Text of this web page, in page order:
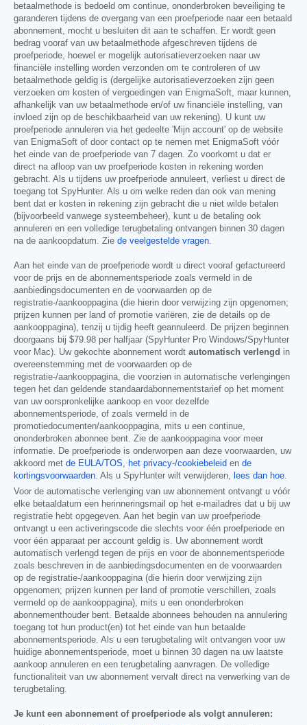
betaalmethode is bedoeld om continue, ononderbroken beveiliging te
garanderen tijdens de overgang van een proefperiode naar een betaald
abonnement, mocht u besluiten dit aan te schaffen. Er wordt geen
bedrag vooraf van uw betaalmethode afgeschreven tijdens de
proefperiode, hoewel er mogelijk autorisatieverzoeken naar uw
financiële instelling worden verzonden om te controleren of uw
betaalmethode geldig is (dergelijke autorisatieverzoeken zijn geen
verzoeken om kosten of vergoedingen van EnigmaSoft, maar kunnen,
afhankelijk van uw betaalmethode en/of uw financiële instelling, van
invloed zijn op de beschikbaarheid van uw rekening). U kunt uw
proefperiode annuleren via het gedeelte 'Mijn account' op de website
van EnigmaSoft of door contact op te nemen met EnigmaSoft vóór
het einde van de proefperiode van 7 dagen. Zo voorkomt u dat er
direct na afloop van uw proefperiode kosten in rekening worden
gebracht. Als u tijdens uw proefperiode annuleert, verliest u direct de
toegang tot SpyHunter. Als u om welke reden dan ook van mening
bent dat er kosten in rekening zijn gebracht die u niet wilde betalen
(bijvoorbeeld vanwege systeembeheer), kunt u de betaling ook
annuleren en een volledige terugbetaling ontvangen binnen 30 dagen
na de aankoopdatum. Zie de veelgestelde vragen
Aan het einde van de proefperiode wordt u direct vooraf gefactureerd
voor de prijs en de abonnementsperiode zoals vermeld in de
aanbiedingsdocumenten en de voorwaarden op de
registratie-/aankooppagina (die hierin door verwijzing zijn opgenomen;
prijzen kunnen per land of promotie variëren, zie de details op de
aankooppagina), tenzij u tijdig heeft geannuleerd. De prijzen beginnen
doorgaans bij $79.98 per halfjaar (SpyHunter Pro Windows/SpyHunter
voor Mac). Uw gekochte abonnement wordt automatisch verlengd in
overeenstemming met de voorwaarden op de
registratie-/aankooppagina, die voorzien in automatische verlengingen
tegen het dan geldende standaardabonnementstarief op het moment
van uw oorspronkelijke aankoop en voor dezelfde
abonnementsperiode, of zoals vermeld in de
promotiedocumenten/aankooppagina, mits u een continue,
ononderbroken abonnee bent. Zie de aankooppagina voor meer
informatie. De proefperiode is onderworpen aan deze voorwaarden, uw
akkoord met de EULA/TOS het privacy-/cookiebeleid en de
kortingsvoorwaarden . Als u SpyHunter wilt verwijderen, lees dan hoe
Voor de automatische verlenging van uw abonnement ontvangt u vóór
elke betaaldatum een herinneringsmail op het e-mailadres dat u bij uw
registratie hebt opgegeven. Aan het begin van uw proefperiode
ontvangt u een activeringscode die slechts voor één proefperiode en
voor één apparaat per account geldig is. Uw abonnement wordt
automatisch verlengd tegen de prijs en voor de abonnementsperiode
zoals beschreven in de aanbiedingsdocumenten en de voorwaarden
op de registratie-/aankooppagina (die hierin door verwijzing zijn
opgenomen; prijzen kunnen per land of promotie verschillen, zoals
vermeld op de aankooppagina), mits u een ononderbroken
abonnementhouder bent. Betaalde abonnees behouden na annulering
toegang tot hun product(en) tot het einde van hun betaalde
abonnementsperiode. Als u een terugbetaling wilt ontvangen voor uw
huidige abonnementsperiode, moet u binnen 30 dagen na uw laatste
aankoop annuleren en een terugbetaling aanvragen. De volledige
functionaliteit van uw abonnement vervalt direct na verwerking van de
terugbetaling.
Je kunt een abonnement of proefperiode als volgt annuleren: